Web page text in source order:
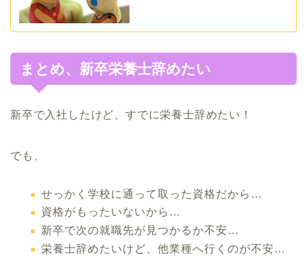
まとめ、新卒栄養士辞めたい
新卒で入社したけど、すでに栄養士辞めたい！
でも、
せっかく学校に通って取った資格だから…
資格がもったいないから…
新卒で次の就職先が見つかるか不安…
栄養士辞めたいけど、他業種へ行くのが不安…